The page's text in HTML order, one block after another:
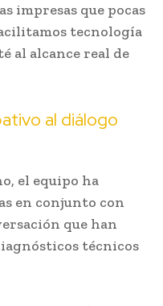
impresas que pocas
tecnología
al alcance real de
al diálogo
el equipo ha
en conjunto con
que han
técnicos